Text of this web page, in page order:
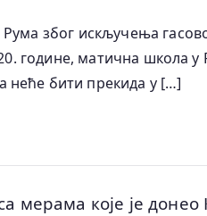
због искључења
године, матична школа
бити прекида у […]
мерама које је